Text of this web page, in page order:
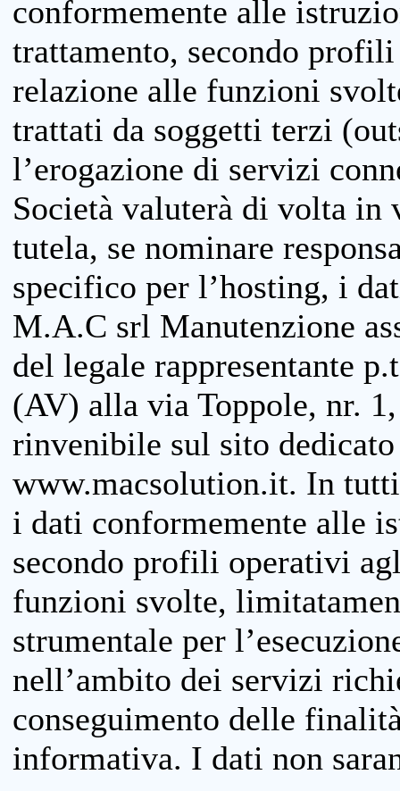
conformemente alle
trattamento, secondo
relazione alle funzioni
trattati da soggetti terzi
l’erogazione di servizi
Società valuterà di volta in
tutela, se nominare
specifico per l’hosting, i
M.A.C srl Manutenzione
del legale rappresentante
(AV) alla via Toppole, nr.
rinvenibile sul sito
www.macsolution.it. In
i dati conformemente alle
secondo profili operativi
funzioni svolte,
strumentale per
nell’ambito dei servizi
conseguimento delle
informativa. I dati non